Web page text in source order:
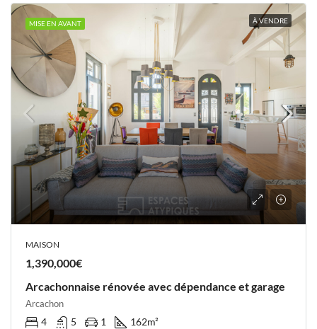
MISE EN AVANT À VENDRE
MAISON
1,390,000€
Arcachonnaise rénovée avec dépendance et garage
Arcachon
4 5 1 162m²